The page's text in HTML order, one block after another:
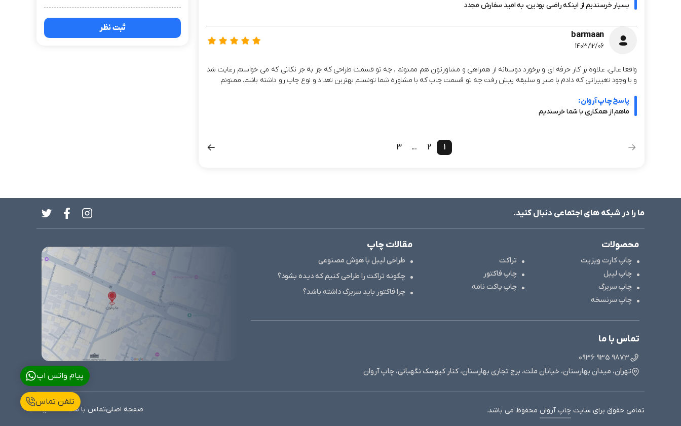
ثبت نظر
بسیار خرسندیم از اینکه راضی بودین، به امید سفارش مجدد
barmaan
1403/12/06
واقعا عالی. علاوه بر کار حرفه ای و برخورد دوستانه از همراهی و مشاورتون هم ممنونم . چه تو قسمت طراحی که جز به جز نکاتی که می خواستم رعایت شد
و با وجود تغییراتی که دادم با صبر و سلیقه پیش رفت چه تو قسمت چاپ که با مشاوره شما تونستم بهترین تعداد و نوع چاپ رو داشته باشم. ممنونم
پاسخ چاپ آروان:
ماهم از همکاری با شما خرسندیم
1
2
...
3
تلفن تماس
پیام واتس اپ
ما را در شبکه های اجتماعی دنبال کنید.
محصولات
چاپ کارت ویزیت
تراکت
چاپ لیبل
چاپ فاکتور
چاپ سربرگ
چاپ پاکت نامه
چاپ سرنسخه
مقالات چاپ
طراحی لیبل با هوش مصنوعی
چگونه تراکت را طراحی کنیم که دیده بشود؟
چرا فاکتور باید سربرگ داشته باشد؟
تماس با ما
9873 935 0936
تهران، میدان بهارستان، خیابان ملت، برج تجاری بهارستان، کنار کیوسک نگهبانی، چاپ آروان
صفحه اصلیتماس با مانقشه سایت تمامی حقوق برای سایت چاپ آروان محفوظ می باشد.